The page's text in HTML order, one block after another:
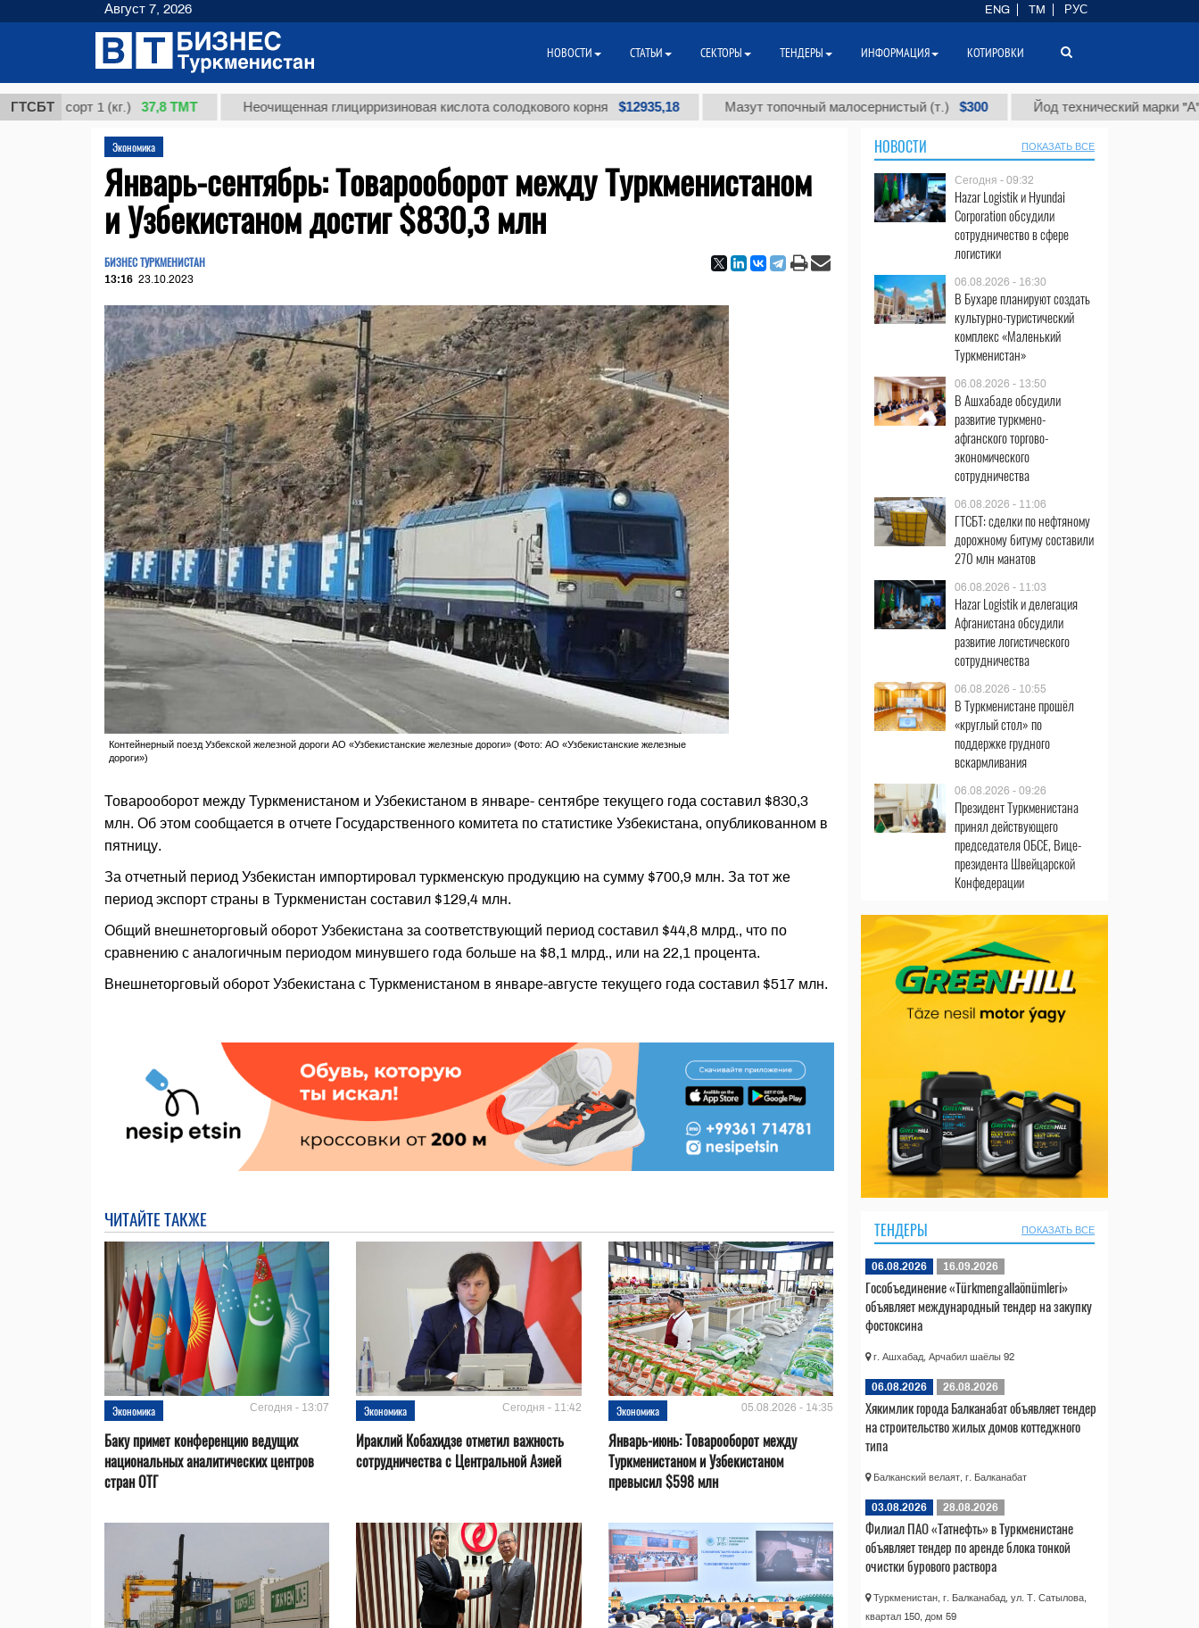
ГТСБТ
сорт 1 (кг.) 37,8 ТМТ Неочищенная глицирризиновая кислота солодкового корня $12935,18 Мазут топочный малосернистый (т.) $300 Йод технический марки "А" (т.)
Экономика
Январь-сентябрь: Товарооборот между Туркменистаном
и Узбекистаном достиг $830,3 млн
БИЗНЕС ТУРКМЕНИСТАН
13:16 23.10.2023
Контейнерный поезд Узбекской железной дороги АО «Узбекистанские железные дороги» (Фото: АО «Узбекистанские железные
дороги»)
Товарооборот между Туркменистаном и Узбекистаном в январе- сентябре текущего года составил $830,3
млн. Об этом сообщается в отчете Государственного комитета по статистике Узбекистана, опубликованном в
пятницу.
За отчетный период Узбекистан импортировал туркменскую продукцию на сумму $700,9 млн. За тот же
период экспорт страны в Туркменистан составил $129,4 млн.
Общий внешнеторговый оборот Узбекистана за соответствующий период составил $44,8 млрд., что по
сравнению с аналогичным периодом минувшего года больше на $8,1 млрд., или на 22,1 процента.
Внешнеторговый оборот Узбекистана с Туркменистаном в январе-августе текущего года составил $517 млн.
ЧИТАЙТЕ ТАКЖЕ
Экономика Сегодня - 13:07
Баку примет конференцию ведущих
национальных аналитических центров
стран ОТГ
Экономика Сегодня - 11:42
Ираклий Кобахидзе отметил важность
сотрудничества с Центральной Азией
Экономика 05.08.2026 - 14:35
Январь-июнь: Товарооборот между
Туркменистаном и Узбекистаном
превысил $598 млн
НОВОСТИ ПОКАЗАТЬ ВСЕ
Сегодня - 09:32
Hazar Logistik и Hyundai
Corporation обсудили
сотрудничество в сфере
логистики
06.08.2026 - 16:30
В Бухаре планируют создать
культурно-туристический
комплекс «Маленький
Туркменистан»
06.08.2026 - 13:50
В Ашхабаде обсудили
развитие туркмено-
афганского торгово-
экономического
сотрудничества
06.08.2026 - 11:06
ГТСБТ: сделки по нефтяному
дорожному битуму составили
270 млн манатов
06.08.2026 - 11:03
Hazar Logistik и делегация
Афганистана обсудили
развитие логистического
сотрудничества
06.08.2026 - 10:55
В Туркменистане прошёл
«круглый стол» по
поддержке грудного
вскармливания
06.08.2026 - 09:26
Президент Туркменистана
принял действующего
председателя ОБСЕ, Вице-
президента Швейцарской
Конфедерации
ТЕНДЕРЫ ПОКАЗАТЬ ВСЕ
06.08.2026 16.09.2026
Гособъединение «Türkmengallaönümleri»
объявляет международный тендер на закупку
фостоксина
г. Ашхабад, Арчабил шаёлы 92
06.08.2026 26.08.2026
Хякимлик города Балканабат объявляет тендер
на строительство жилых домов коттеджного
типа
Балканский велаят, г. Балканабат
03.08.2026 28.08.2026
Филиал ПАО «Татнефть» в Туркменистане
объявляет тендер по аренде блока тонкой
очистки бурового раствора
Туркменистан, г. Балканабад, ул. Т. Сатылова,
квартал 150, дом 59
Август 7, 2026 ENG TM РУС
НОВОСТИ СТАТЬИ СЕКТОРЫ ТЕНДЕРЫ ИНФОРМАЦИЯ КОТИРОВКИ